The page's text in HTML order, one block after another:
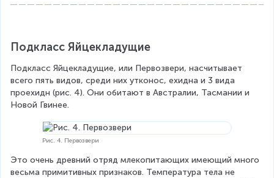
Подкласс Яйцекладущие
Подкласс Яйцекладущие, или Первозвери, насчитывает
всего пять видов, среди них утконос, ехидна и 3 вида
проехидн (рис. 4). Они обитают в Австралии, Тасмании и
Новой Гвинее.
Рис. 4. Первозвери
Это очень древний отряд млекопитающих имеющий много
весьма примитивных признаков. Температура тела не